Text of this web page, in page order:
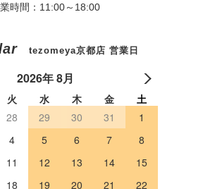
時間：11:00～18:00
tezomeya京都店 営業日
2026年 8月
火 水 木 金
土
28 29 30 31
1
4 5 6 7
8
11 12 13 14
15
18 19 20 21
22